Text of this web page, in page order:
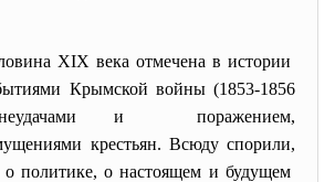
XIX века отмечена в истории
Крымской войны (1853-1856
и поражением,
крестьян. Всюду спорили,
о политике, о настоящем и будущем